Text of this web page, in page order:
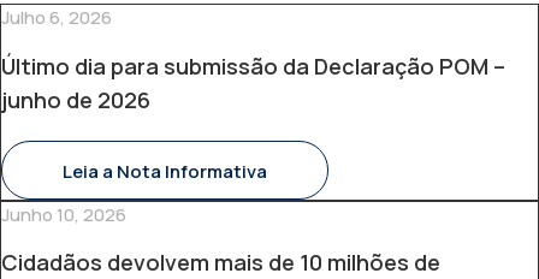
Julho 6, 2026
Último dia para submissão da Declaração POM –
junho de 2026
Leia a Nota Informativa
Junho 10, 2026
Cidadãos devolvem mais de 10 milhões de